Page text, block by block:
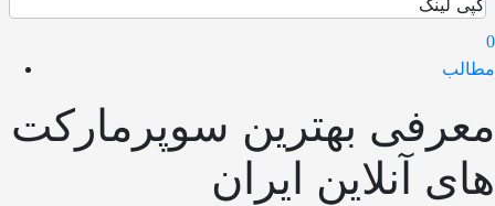
کپی لینک
0
مطالب
معرفی بهترین سوپرمارکت
های آنلاین ایران